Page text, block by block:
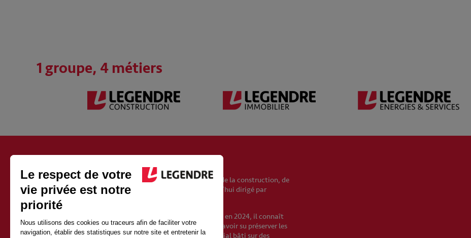
1 groupe, 4 métiers
Fondé en 1946, le groupe Legendre est un acteur européen de la construction, de
l’immobilier, de l’énergie et de l’exploitation. Il est aujourd’hui dirigé par
Vincent Legendre, le petit-fils du fondateur.
Avec 2500 salariés et 1 milliard d’euros de chiffre d’affaires en 2024, il connaît
une croissance soutenue depuis sa création. Sa force est d’avoir su préserver les
qualités de proximité et d’indépendance d’un groupe familial bâti sur des